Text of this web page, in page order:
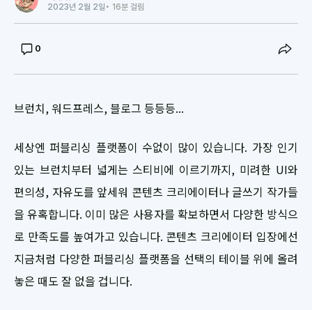
2023년 2월 2일 • 16분 걸림
0
브런치, 워드프레스, 블로그 등등등...
세상엔 퍼블리싱 플랫폼이 수없이 많이 있습니다. 가장 인기
있는 브런치부터 넓게는 스티비에 이르기까지, 미려한 UI와
편의성, 자유도를 앞세워 콘텐츠 크리에이터나 글쓰기 작가들
을 유혹합니다. 이미 많은 사용자를 확보하면서 다양한 방식으
로 만족도를 높여가고 있습니다. 콘텐츠 크리에이터 입장에선
지금처럼 다양한 퍼블리싱 플랫폼을 선택의 테이블 위에 올려
놓은 때도 잘 없을 겁니다.